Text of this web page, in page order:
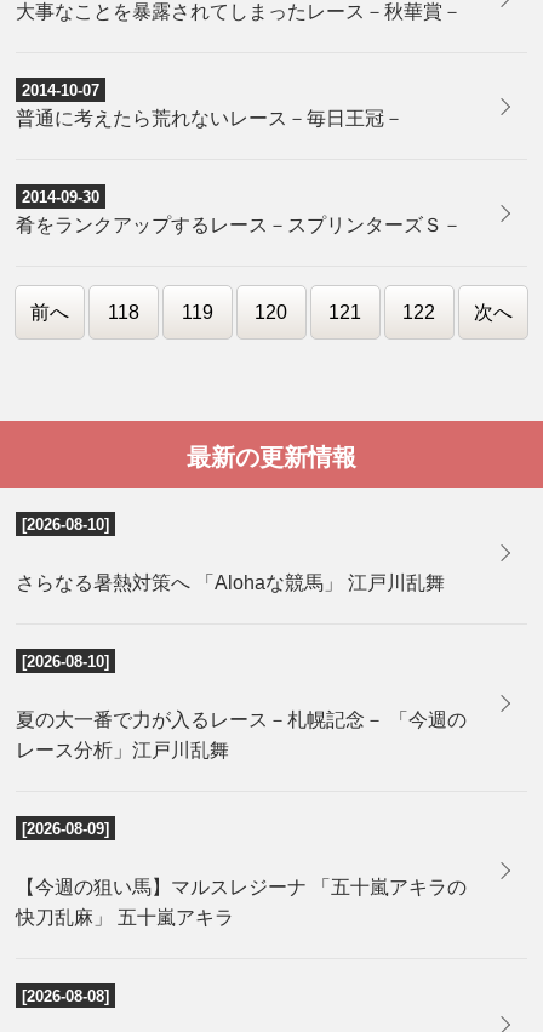
大事なことを暴露されてしまったレース－秋華賞－
2014-10-07
普通に考えたら荒れないレース－毎日王冠－
2014-09-30
肴をランクアップするレース－スプリンターズＳ－
前へ 118 119 120 121 122 次へ
最新の更新情報
[2026-08-10]
さらなる暑熱対策へ 「Alohaな競馬」 江戸川乱舞
[2026-08-10]
夏の大一番で力が入るレース－札幌記念－ 「今週の
レース分析」江戸川乱舞
[2026-08-09]
【今週の狙い馬】マルスレジーナ 「五十嵐アキラの
快刀乱麻」 五十嵐アキラ
[2026-08-08]